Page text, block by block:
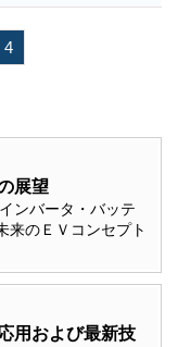
4
展望
ンバータ・バッテ
来のＥＶコンセプト
用および最新技